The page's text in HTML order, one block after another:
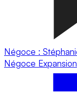
Négoce :
Négoce Expansion